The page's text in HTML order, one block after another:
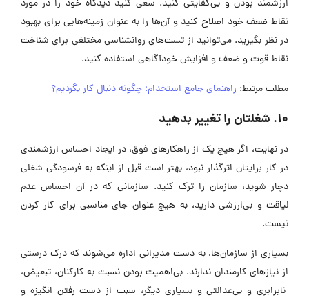
ارزشمند بودن و بی‌کفایتی کنید. سعی کنید دیدگاه خود را در مورد
نقاط ضعف خود اصلاح کنید و آن‌ها را به عنوان زمینه‌هایی برای بهبود
در نظر بگیرید. می‌توانید از تست‌های روانشناسی مختلفی برای شناخت
نقاط قوت و ضعف و افزایش خودآگاهی استفاده کنید.
مطلب مرتبط: راهنمای جامع استخدام؛ چگونه دنبال کار بگردیم؟
10. شغلتان را تغییر بدهید
در نهایت، اگر هیچ یک از راهکارهای فوق، در ایجاد احساس ارزشمندی
در کار برایتان اثرگذار نبود، بهتر است قبل از اینکه به فرسودگی شغلی
دچار شوید، سازمان را ترک کنید. سازمانی که در آن احساس عدم
لیاقت و بی‌ارزشی دارید، به هیچ عنوان جای مناسبی برای کار کردن
نیست.
بسیاری از سازمان‌ها، به دست مدیرانی اداره می‌شوند که درک درستی
از نیازهای کارمندان ندارند. بی‌اهمیت بودن نسبت به کارکنان، تبعیض،
نا‌برابری و بی‌عدالتی و بسیاری دیگر، سبب از دست رفتن انگیزه و